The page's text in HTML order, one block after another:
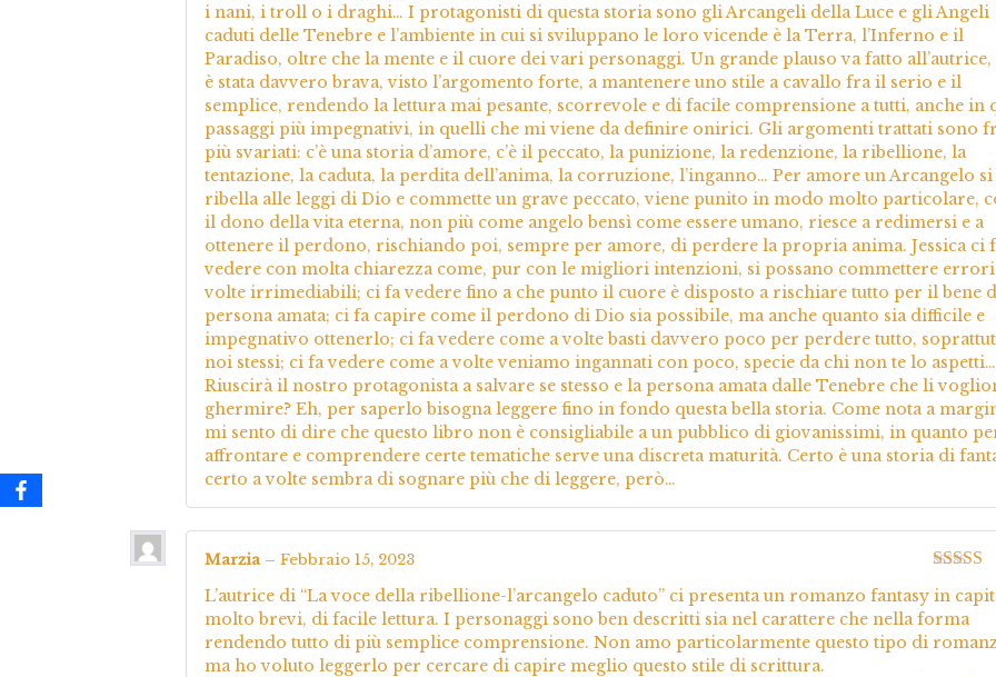
i nani, i troll o i draghi… I protagonisti di questa storia sono gli Arcangeli della Luce e gli Angeli
caduti delle Tenebre e l’ambiente in cui si sviluppano le loro vicende è la Terra, l’Inferno e il
Paradiso, oltre che la mente e il cuore dei vari personaggi. Un grande plauso va fatto all’autrice,
è stata davvero brava, visto l’argomento forte, a mantenere uno stile a cavallo fra il serio e il
semplice, rendendo la lettura mai pesante, scorrevole e di facile comprensione a tutti, anche in
passaggi più impegnativi, in quelli che mi viene da definire onirici. Gli argomenti trattati sono
più svariati: c’è una storia d’amore, c’è il peccato, la punizione, la redenzione, la ribellione, la
tentazione, la caduta, la perdita dell’anima, la corruzione, l’inganno… Per amore un Arcangelo si
ribella alle leggi di Dio e commette un grave peccato, viene punito in modo molto particolare,
il dono della vita eterna, non più come angelo bensì come essere umano, riesce a redimersi e a
ottenere il perdono, rischiando poi, sempre per amore, di perdere la propria anima. Jessica ci
vedere con molta chiarezza come, pur con le migliori intenzioni, si possano commettere
volte irrimediabili; ci fa vedere fino a che punto il cuore è disposto a rischiare tutto per il bene
persona amata; ci fa capire come il perdono di Dio sia possibile, ma anche quanto sia difficile e
impegnativo ottenerlo; ci fa vedere come a volte basti davvero poco per perdere tutto,
noi stessi; ci fa vedere come a volte veniamo ingannati con poco, specie da chi non te lo aspetti…
Riuscirà il nostro protagonista a salvare se stesso e la persona amata dalle Tenebre che li
ghermire? Eh, per saperlo bisogna leggere fino in fondo questa bella storia. Come nota a
mi sento di dire che questo libro non è consigliabile a un pubblico di giovanissimi, in quanto
affrontare e comprendere certe tematiche serve una discreta maturità. Certo è una storia di
certo a volte sembra di sognare più che di leggere, però…
Valutato
5
Marzia – Febbraio 15, 2023
L’autrice di “La voce della ribellione-l’arcangelo caduto” ci presenta un romanzo fantasy in
molto brevi, di facile lettura. I personaggi sono ben descritti sia nel carattere che nella forma
rendendo tutto di più semplice comprensione. Non amo particolarmente questo tipo di
ma ho voluto leggerlo per cercare di capire meglio questo stile di scrittura.